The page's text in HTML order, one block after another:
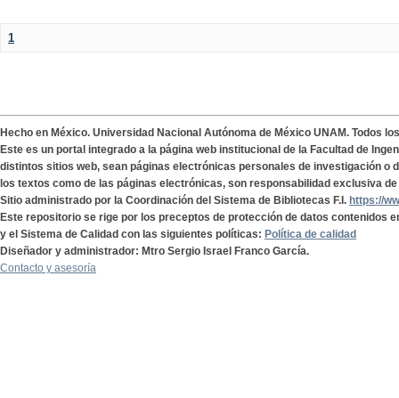
1
Hecho en México. Universidad Nacional Autónoma de México UNAM. Todos
Este es un portal integrado a la página web institucional de la Facultad de
distintos sitios web, sean páginas electrónicas personales de investigación o
los textos como de las páginas electrónicas, son responsabilidad exclusiva
Sitio administrado por la Coordinación del Sistema de Bibliotecas F.I. https://
Este repositorio se rige por los preceptos de protección de datos contenidos
y el Sistema de Calidad con las siguientes políticas: Política de calidad
Diseñador y administrador: Mtro Sergio Israel Franco García.
Contacto y asesoría